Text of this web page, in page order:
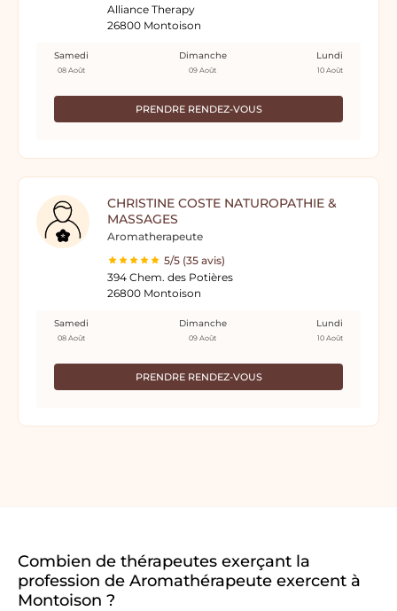
Alliance Therapy
26800 Montoison
PRENDRE RENDEZ-VOUS
Samedi
08 Août
Dimanche
09 Août
Lundi
10 Août
CHRISTINE COSTE NATUROPATHIE &
MASSAGES
Aromatherapeute
5/5 (35 avis)
394 Chem. des Potières
26800 Montoison
PRENDRE RENDEZ-VOUS
Samedi
08 Août
Dimanche
09 Août
Lundi
10 Août
Combien de thérapeutes exerçant la
profession de Aromathérapeute exercent à
Montoison ?